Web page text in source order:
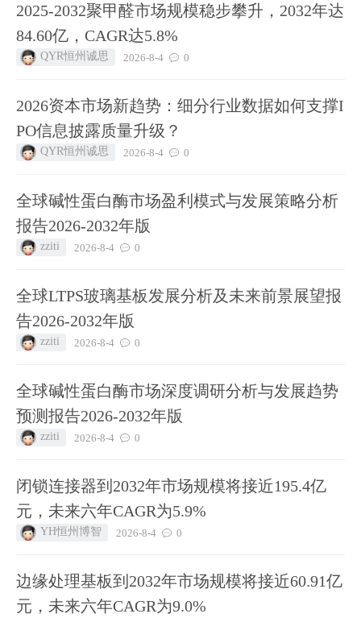
2025-2032聚甲醛市场规模稳步攀升，2032年达
84.60亿，CAGR达5.8%
QYR恒州诚思 2026-8-4 0
2026资本市场新趋势：细分行业数据如何支撑I
PO信息披露质量升级？
QYR恒州诚思 2026-8-4 0
全球碱性蛋白酶市场盈利模式与发展策略分析
报告2026-2032年版
zziti 2026-8-4 0
全球LTPS玻璃基板发展分析及未来前景展望报
告2026-2032年版
zziti 2026-8-4 0
全球碱性蛋白酶市场深度调研分析与发展趋势
预测报告2026-2032年版
zziti 2026-8-4 0
闭锁连接器到2032年市场规模将接近195.4亿
元，未来六年CAGR为5.9%
YH恒州博智 2026-8-4 0
边缘处理基板到2032年市场规模将接近60.91亿
元，未来六年CAGR为9.0%